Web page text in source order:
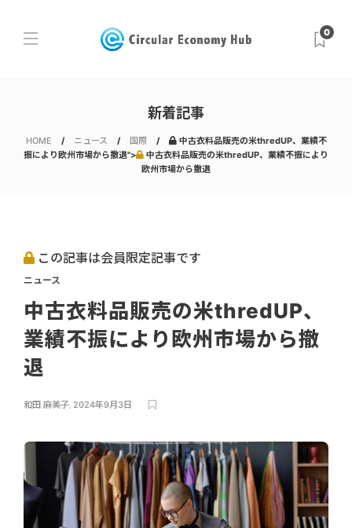
0
新着記事
HOME ニュース 国際
中古衣料品販売の米thredUP、業績不
振により欧州市場から撤退">
中古衣料品販売の米thredUP、業績不振により
欧州市場から撤退
この記事は会員限定記事です
ニュース
中古衣料品販売の米thredUP、
業績不振により欧州市場から撤
退
和田 麻美子, 2024年9月3日